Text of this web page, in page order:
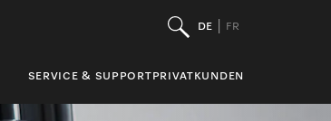
DE FR
SERVICE & SUPPORT PRIVATKUNDEN